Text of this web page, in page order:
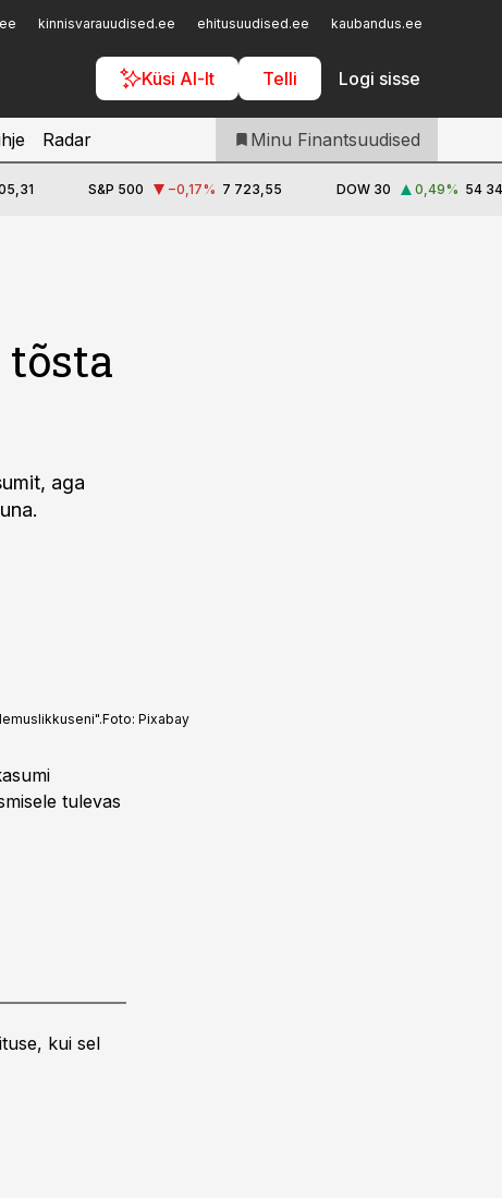
kinnisvarauudised.ee ehitusuudised.ee kaubandus.ee
Küsi AI-lt Telli Logi sisse
Iseteenindus
Telli Finantsuudised
Radar Minu Finantsuudised
S&P 500 −0,17% 7 723,55 DOW 30 0,49% 54
aga
Foto: Pixabay
tulevas
kui sel